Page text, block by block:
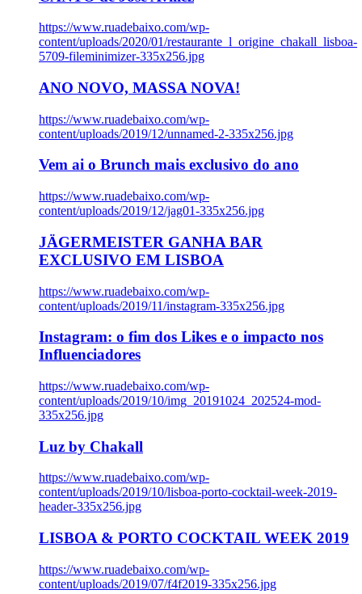
https://www.ruadebaixo.com/wp-
content/uploads/2020/01/restaurante_l_origine_chakall_lisboa-
5709-fileminimizer-335x256.jpg
ANO NOVO, MASSA NOVA!
https://www.ruadebaixo.com/wp-
content/uploads/2019/12/unnamed-2-335x256.jpg
Vem ai o Brunch mais exclusivo do ano
https://www.ruadebaixo.com/wp-
content/uploads/2019/12/jag01-335x256.jpg
JÄGERMEISTER GANHA BAR
EXCLUSIVO EM LISBOA
https://www.ruadebaixo.com/wp-
content/uploads/2019/11/instagram-335x256.jpg
Instagram: o fim dos Likes e o impacto nos
Influenciadores
https://www.ruadebaixo.com/wp-
content/uploads/2019/10/img_20191024_202524-mod-
335x256.jpg
Luz by Chakall
https://www.ruadebaixo.com/wp-
content/uploads/2019/10/lisboa-porto-cocktail-week-2019-
header-335x256.jpg
LISBOA & PORTO COCKTAIL WEEK 2019
https://www.ruadebaixo.com/wp-
content/uploads/2019/07/f4f2019-335x256.jpg